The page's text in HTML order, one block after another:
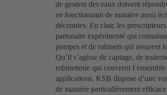
de gestion des eaux doivent
en fonctionnant de manière aussi
décennies. En clair, les
partenaire expérimenté qui
pompes et de robinets qui assurent
Qu’il s’agisse de captage, de
robinetterie qui couvrent
applications, KSB dispose d’une
de manière particulièrement